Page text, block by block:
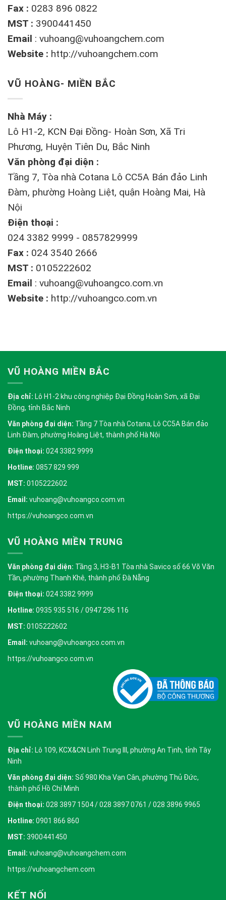
Fax : 0283 896 0822
MST : 3900441450
Email : vuhoang@vuhoangchem.com
Website : http://vuhoangchem.com
VŨ HOÀNG- MIỀN BẮC
Nhà Máy :
Lô H1-2, KCN Đại Đồng- Hoàn Sơn, Xã Tri
Phương, Huyện Tiên Du, Bắc Ninh
Văn phòng đại diện :
Tầng 7, Tòa nhà Cotana Lô CC5A Bán đảo Linh
Đàm, phường Hoàng Liệt, quận Hoàng Mai, Hà
Nội
Điện thoại :
024 3382 9999 - 0857829999
Fax : 024 3540 2666
MST : 0105222602
Email : vuhoang@vuhoangco.com.vn
Website : http://vuhoangco.com.vn
VŨ HOÀNG MIỀN BẮC
Địa chỉ: Lô H1-2 khu công nghiệp Đại Đồng Hoàn Sơn, xã Đại
Đồng, tỉnh Bắc Ninh
Văn phòng đại diện: Tầng 7 Tòa nhà Cotana, Lô CC5A Bán đảo
Linh Đàm, phường Hoàng Liệt, thành phố Hà Nội
Điện thoại: 024 3382 9999
Hotline: 0857 829 999
MST: 0105222602
Email: vuhoang@vuhoangco.com.vn
https://vuhoangco.com.vn
VŨ HOÀNG MIỀN TRUNG
Văn phòng đại diện: Tầng 3, H3-B1 Tòa nhà Savico số 66 Võ Văn
Tần, phường Thanh Khê, thành phố Đà Nẵng
Điện thoại: 024 3382 9999
Hotline: 0935 935 516 / 0947 296 116
MST: 0105222602
Email: vuhoang@vuhoangco.com.vn
https://vuhoangco.com.vn
VŨ HOÀNG MIỀN NAM
Địa chỉ: Lô 109, KCX&CN Linh Trung III, phường An Tịnh, tỉnh Tây
Ninh
Văn phòng đại diện: Số 980 Kha Vạn Cân, phường Thủ Đức,
thành phố Hồ Chí Minh
Điện thoại: 028 3897 1504 / 028 3897 0761 / 028 3896 9965
Hotline: 0901 866 860
MST: 3900441450
Email: vuhoang@vuhoangchem.com
https://vuhoangchem.com
KẾT NỐI